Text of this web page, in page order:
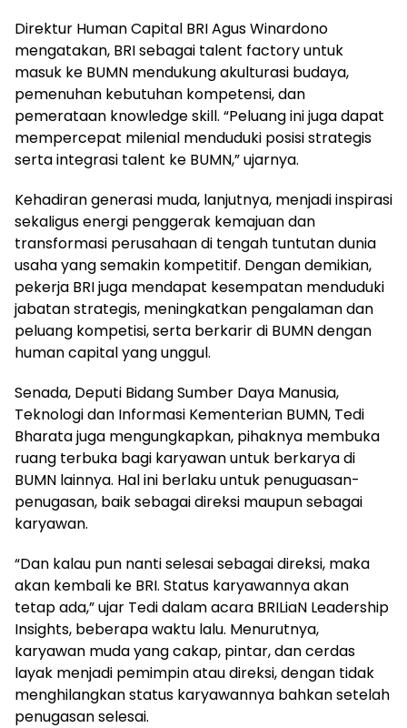
Direktur Human Capital BRI Agus Winardono
mengatakan, BRI sebagai talent factory untuk
masuk ke BUMN mendukung akulturasi budaya,
pemenuhan kebutuhan kompetensi, dan
pemerataan knowledge skill. “Peluang ini juga dapat
mempercepat milenial menduduki posisi strategis
serta integrasi talent ke BUMN,” ujarnya.
Kehadiran generasi muda, lanjutnya, menjadi inspirasi
sekaligus energi penggerak kemajuan dan
transformasi perusahaan di tengah tuntutan dunia
usaha yang semakin kompetitif. Dengan demikian,
pekerja BRI juga mendapat kesempatan menduduki
jabatan strategis, meningkatkan pengalaman dan
peluang kompetisi, serta berkarir di BUMN dengan
human capital yang unggul.
Senada, Deputi Bidang Sumber Daya Manusia,
Teknologi dan Informasi Kementerian BUMN, Tedi
Bharata juga mengungkapkan, pihaknya membuka
ruang terbuka bagi karyawan untuk berkarya di
BUMN lainnya. Hal ini berlaku untuk penuguasan-
penugasan, baik sebagai direksi maupun sebagai
karyawan.
“Dan kalau pun nanti selesai sebagai direksi, maka
akan kembali ke BRI. Status karyawannya akan
tetap ada,” ujar Tedi dalam acara BRILiaN Leadership
Insights, beberapa waktu lalu. Menurutnya,
karyawan muda yang cakap, pintar, dan cerdas
layak menjadi pemimpin atau direksi, dengan tidak
menghilangkan status karyawannya bahkan setelah
penugasan selesai.